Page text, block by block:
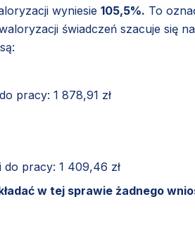
wyniesie 105,5%. To
świadczeń szacuje się
pracy: 1 878,91 zł
do pracy: 1 409,46 zł
w tej sprawie żadnego